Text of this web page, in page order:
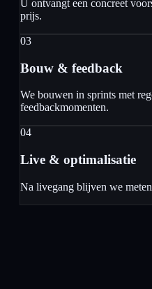
U ontvangt een concreet
prijs.
03
Bouw & feedback
We bouwen in sprints met
feedbackmomenten.
04
Live & optimalisatie
Na livegang blijven we